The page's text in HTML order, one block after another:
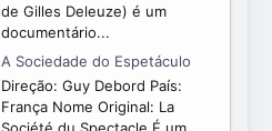
de Gilles Deleuze) é um
documentário...
A Sociedade do Espetáculo
Direção: Guy Debord País:
França Nome Original: La